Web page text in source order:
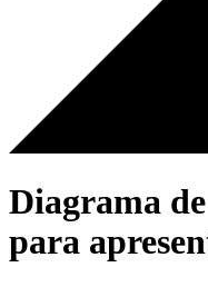
Diagrama
para